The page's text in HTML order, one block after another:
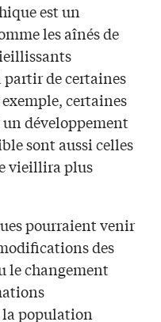
est un
les aînés de
partir de certaines
certaines
développement
sont aussi celles
vieillira plus
pourraient venir
des
le changement
la population